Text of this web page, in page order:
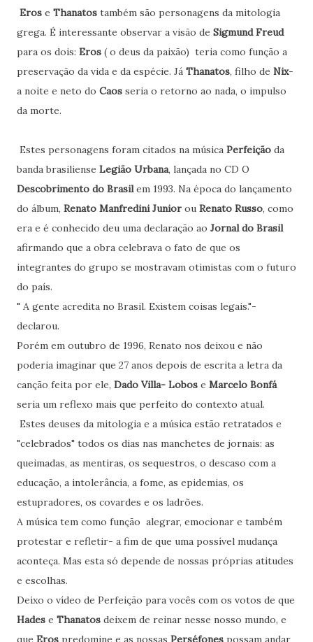
Eros e Thanatos também são personagens da mitologia
grega. É interessante observar a visão de Sigmund Freud
para os dois: Eros ( o deus da paixão) teria como função a
preservação da vida e da espécie. Já Thanatos, filho de Nix-
a noite e neto do Caos seria o retorno ao nada, o impulso
da morte.
Estes personagens foram citados na música Perfeição da
banda brasiliense Legião Urbana, lançada no CD O
Descobrimento do Brasilem 1993. Na época do lançamento
do álbum, Renato Manfredini Junior ou Renato Russo, como
era e é conhecido deu uma declaração ao Jornal do Brasil
afirmando que a obra celebrava o fato de que os
integrantes do grupo se mostravam otimistas com o futuro
do país.
" A gente acredita no Brasil. Existem coisas legais."-
declarou.
Porém em outubro de 1996, Renato nos deixou e não
poderia imaginar que 27 anos depois de escrita a letra da
canção feita por ele, Dado Villa- Lobos e Marcelo Bonfá
seria um reflexo mais que perfeito do contexto atual.
Estes deuses da mitologia e a música estão retratados e
"celebrados" todos os dias nas manchetes de jornais: as
queimadas, as mentiras, os sequestros, o descaso com a
educação, a intolerância, a fome, as epidemias, os
estupradores, os covardes e os ladrões.
A música tem como função alegrar, emocionar e também
protestar e refletir- a fim de que uma possível mudança
aconteça. Mas esta só depende de nossas próprias atitudes
e escolhas.
Deixo o vídeo de Perfeição para vocês com os votos de que
Hades e Thanatos deixem de reinar nesse nosso mundo, e
que Eros predomine e as nossas Perséfones possam andar